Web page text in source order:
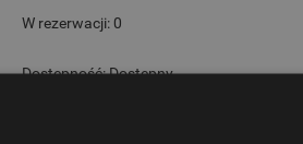
W rezerwacji: 0
Dostępność:Dostępny